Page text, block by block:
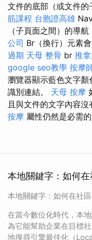
文件的底部（或文件的
筋課程 台胞證高雄
（子頁面之間）的導
公司 Br（換行）元素
過期 天母 整骨 br 推
google seo教學 按摩
瀏覽器顯示藍色文字
識別連結。 天母 按摩
且與文件的文字內容
按摩 屬性仍然是必需
本地關鍵字：如何
本地關鍵字：如何在社
在當今數位化時代，本
為它能幫助企業在目標
地搜尋引擎最佳化（